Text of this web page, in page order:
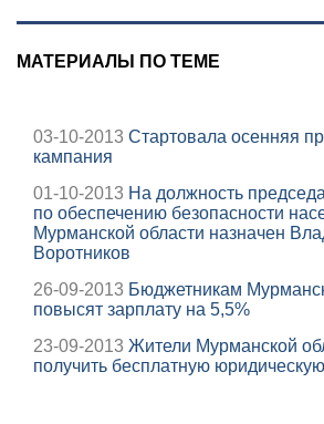
МАТЕРИАЛЫ ПО ТЕМЕ
03-10-2013 Стартовала осенняя
кампания
01-10-2013 На должность
по обеспечению безопасности
Мурманской области назначен
Воротников
26-09-2013 Бюджетникам
повысят зарплату на 5,5%
23-09-2013 Жители Мурманской
получить бесплатную